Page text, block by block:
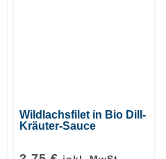
Wildlachsfilet in Bio Dill-
Kräuter-Sauce